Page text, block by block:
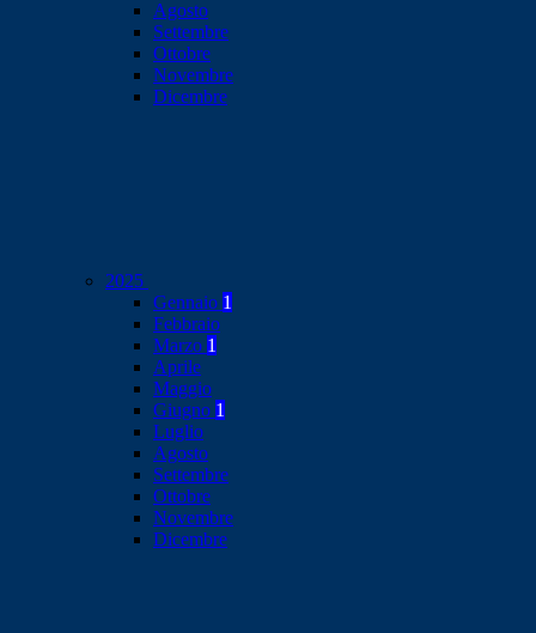
Agosto
Settembre
Ottobre
Novembre
Dicembre
2025
Gennaio 1
Febbraio
Marzo 1
Aprile
Maggio
Giugno 1
Luglio
Agosto
Settembre
Ottobre
Novembre
Dicembre